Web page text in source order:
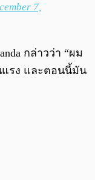
7,
กล่าวว่า “ผม
แรง และตอนนี้มัน